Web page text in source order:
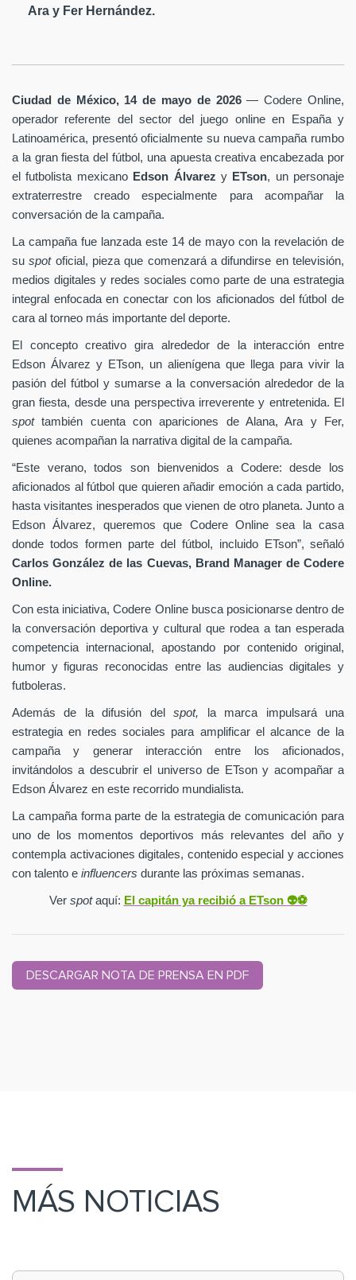
Ara y Fer Hernández.
Ciudad de México, 14 de mayo de 2026— Codere Online,
operador referente del sector del juego online en España y
Latinoamérica, presentó oficialmente su nueva campaña rumbo
a la gran fiesta del fútbol, una apuesta creativa encabezada por
el futbolista mexicano Edson Álvarez yETson, un personaje
extraterrestre creado especialmente para acompañar la
conversación de la campaña.
La campaña fue lanzada este 14 de mayo con la revelación de
suspot oficial, pieza que comenzará a difundirse en televisión,
medios digitales y redes sociales como parte de una estrategia
integral enfocada en conectar con los aficionados del fútbol de
cara al torneo más importante del deporte.
El concepto creativo gira alrededor de la interacción entre
Edson Álvarez y ETson, un alienígena que llega para vivir la
pasión del fútbol y sumarse a la conversación alrededor de la
gran fiesta, desde una perspectiva irreverente y entretenida. El
spottambién cuenta con apariciones de Alana, Ara y Fer,
quienes acompañan la narrativa digital de la campaña.
“Este verano, todos son bienvenidos a Codere: desde los
aficionados al fútbol que quieren añadir emoción a cada partido,
hasta visitantes inesperados que vienen de otro planeta. Junto a
Edson Álvarez, queremos que Codere Online sea la casa
donde todos formen parte del fútbol, incluido ETson”, señaló
Carlos González de las Cuevas, Brand Manager de Codere
Online.
Con esta iniciativa, Codere Online busca posicionarse dentro de
la conversación deportiva y cultural que rodea a tan esperada
competencia internacional, apostando por contenido original,
humor y figuras reconocidas entre las audiencias digitales y
futboleras.
Además de la difusión delspot,
la marca impulsará una
estrategia en redes sociales para amplificar el alcance de la
campaña y generar interacción entre los aficionados,
invitándolos a descubrir el universo de ETson y acompañar a
Edson Álvarez en este recorrido mundialista.
La campaña forma parte de la estrategia de comunicación para
uno de los momentos deportivos más relevantes del año y
contempla activaciones digitales, contenido especial y acciones
con talento e influencers durante las próximas semanas.
Ver spotaquí: El capitán ya recibió a ETson 👽⚽️
DESCARGAR NOTA DE PRENSA EN PDF
MÁS NOTICIAS